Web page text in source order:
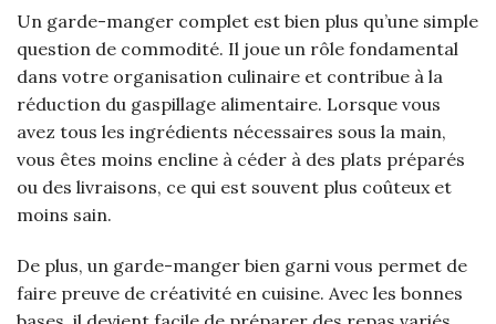
Un garde-manger complet est bien plus qu’une simple
question de commodité. Il joue un rôle fondamental
dans votre organisation culinaire et contribue à la
réduction du gaspillage alimentaire. Lorsque vous
avez tous les ingrédients nécessaires sous la main,
vous êtes moins encline à céder à des plats préparés
ou des livraisons, ce qui est souvent plus coûteux et
moins sain.
De plus, un garde-manger bien garni vous permet de
faire preuve de créativité en cuisine. Avec les bonnes